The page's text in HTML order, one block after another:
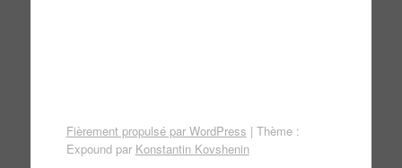
Fièrement propulsé par WordPress | Thème :
Expound par Konstantin Kovshenin